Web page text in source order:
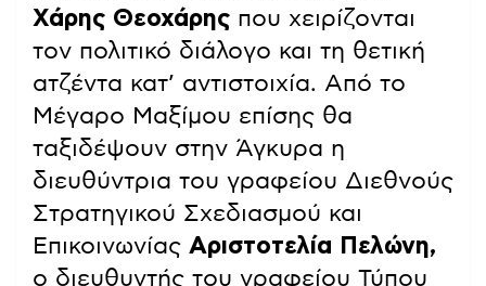
Χάρης Θεοχάρης που χειρίζονται
τον πολιτικό διάλογο και τη θετική
ατζέντα κατ’ αντιστοιχία. Από το
Μέγαρο Μαξίμου επίσης θα
ταξιδέψουν στην Άγκυρα η
διευθύντρια του γραφείου Διεθνούς
Στρατηγικού Σχεδιασμού και
Επικοινωνίας Αριστοτελία Πελώνη,
ο διευθυντής του γραφείου Τύπου